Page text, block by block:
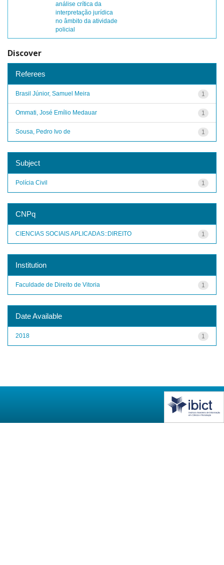
análise crítica da
interpretação jurídica
no âmbito da atividade
policial
Discover
Referees
1
Brasil Júnior, Samuel Meira
1
Ommati, José Emílio Medauar
1
Sousa, Pedro Ivo de
Subject
1
Polícia Civil
CNPq
1
CIENCIAS SOCIAIS APLICADAS::DIREITO
Institution
1
Faculdade de Direito de Vitoria
Date Available
1
2018